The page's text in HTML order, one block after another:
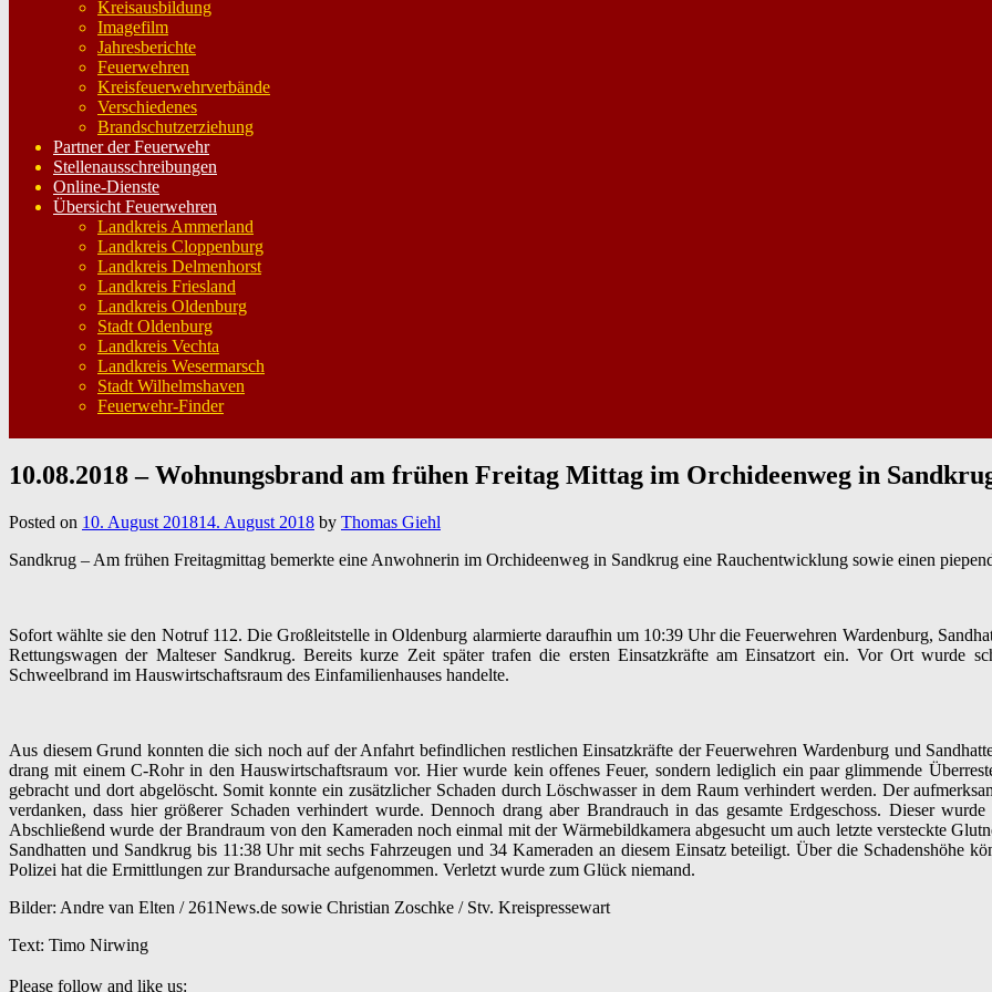
Kreisausbildung
Imagefilm
Jahresberichte
Feuerwehren
Kreisfeuerwehrverbände
Verschiedenes
Brandschutzerziehung
Partner der Feuerwehr
Stellenausschreibungen
Online-Dienste
Übersicht Feuerwehren
Landkreis Ammerland
Landkreis Cloppenburg
Landkreis Delmenhorst
Landkreis Friesland
Landkreis Oldenburg
Stadt Oldenburg
Landkreis Vechta
Landkreis Wesermarsch
Stadt Wilhelmshaven
Feuerwehr-Finder
10.08.2018 – Wohnungsbrand am frühen Freitag Mittag im Orchideenweg in
Posted on 10. August 201814. August 2018 by Thomas Giehl
Sandkrug – Am frühen Freitagmittag bemerkte eine Anwohnerin im Orchideenweg in Sandkrug eine Rauchentwicklung sowie einen
Sofort wählte sie den Notruf 112. Die Großleitstelle inOldenburg alarmierte daraufhin um 10:39 Uhr die Feuerwehren Wardenburg,
Rettungswagen der Malteser Sandkrug. Bereits kurze Zeit später trafen die ersten Einsatzkräfte am Einsatzort ein. Vor Ort wurde
Schweelbrand im Hauswirtschaftsraum des Einfamilienhauses handelte.
Aus diesem Grund konnten die sich noch auf der Anfahrt befindlichen restlichen Einsatzkräfte der Feuerwehren Wardenburg und
drang mit einem C-Rohr in den Hauswirtschaftsraum vor. Hier wurde kein offenes Feuer, sondern lediglich ein paar glimmende
gebracht und dort abgelöscht. Somit konnte ein zusätzlicher Schaden durch Löschwasser in dem Raum verhindert werden. Der
verdanken, dass hier größerer Schaden verhindert wurde. Dennoch drang aber Brandrauch in das gesamte Erdgeschoss. Dieser
Abschließend wurde der Brandraum von den Kameraden noch einmal mit der Wärmebildkamera abgesucht um auch letzte versteckte
Sandhatten und Sandkrug bis 11:38 Uhr mit sechs Fahrzeugen und 34 Kameraden an diesem Einsatz beteiligt. Über die Schadenshöhe
Polizei hat die Ermittlungen zur Brandursache aufgenommen. Verletzt wurde zum Glück niemand.
Bilder: Andre van Elten / 261News.de sowie Christian Zoschke / Stv. Kreispressewart
Text: Timo Nirwing
Please follow and like us: